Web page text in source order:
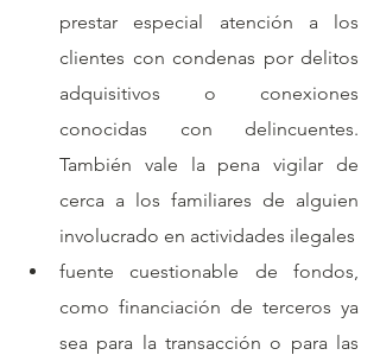
prestar especial atención a los
clientes con condenas por delitos
adquisitivos o conexiones
conocidas con delincuentes.
También vale la pena vigilar de
cerca a los familiares de alguien
involucrado en actividades ilegales
fuente cuestionable de fondos,
como financiación de terceros ya
sea para la transacción o para las